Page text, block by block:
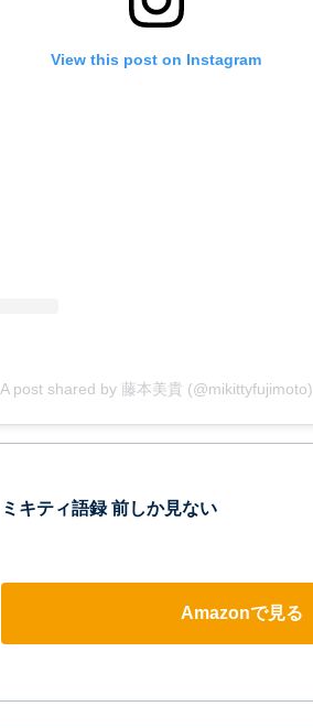
View this post on Instagram
A post shared by 藤本美貴 (@mikittyfujimoto)
ミキティ語録 前しか見ない
Amazonで見る